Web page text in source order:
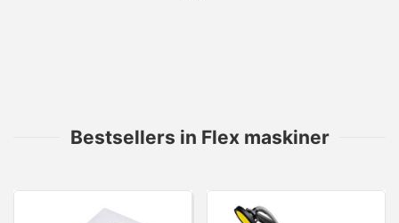
Bestsellers in Flex maskiner